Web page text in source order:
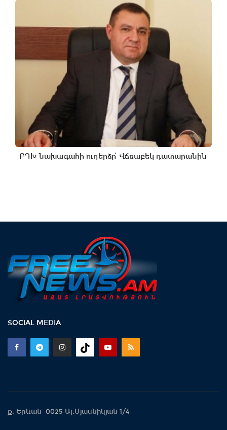
ԲԴԽ նախագահի ուղերձը՝ Վճռաբեկ դատարանին
SOCIAL MEDIA
ք. Երևան 0025 Ալ.Մյասնիկյան 1/4